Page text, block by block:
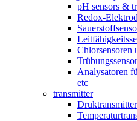
pH sensors &
Redox-
Chlorsensoren
Analysatoren
etc
transmitter
Druktransmitter